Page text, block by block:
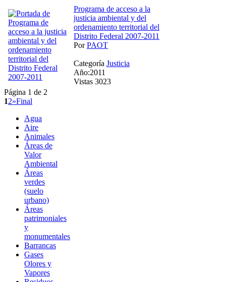
Programa de acceso a la
justicia ambiental y del
ordenamiento territorial del
Distrito Federal 2007-2011
PorPAOT
Categoría Justicia
Año:2011
Vistas 3023
Página 1 de 2
12»Final
Agua
Aire
Animales
Áreas de
Valor
Ambiental
Áreas
verdes
(suelo
urbano)
Áreas
patrimoniales
y
monumentales
Barrancas
Gases
Olores y
Vapores